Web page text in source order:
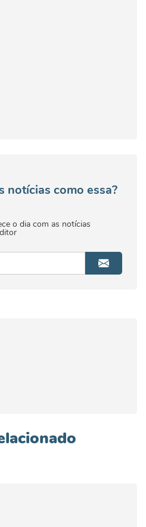
notícias como essa?
o dia com as notícias